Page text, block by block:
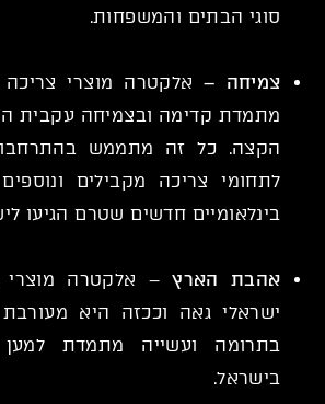
סוגי הבתים והמשפחות.
צמיחה –אלקטרה מוצרי צריכה
מתמדת קדימה ובצמיחה עקבית
הקצה. כל זה מתממש
לתחומי צריכה מקבילים
בינלאומיים חדשים שטרם הגיעו
אהבת הארץ – אלקטרה מוצרי
ישראלי גאה וככזה היא
בתרומה ועשייה מתמדת
בישראל.